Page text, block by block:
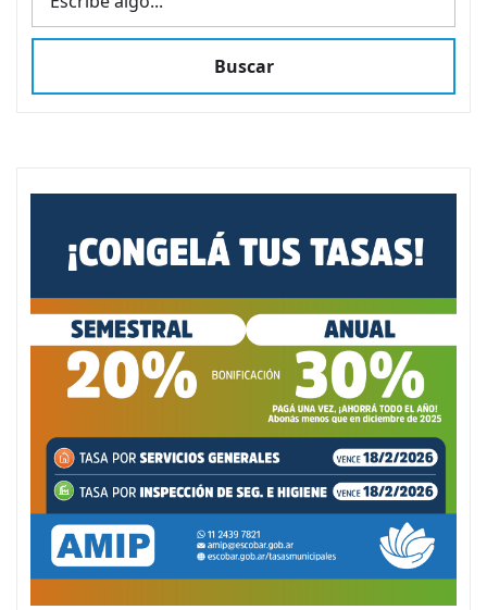
Buscar